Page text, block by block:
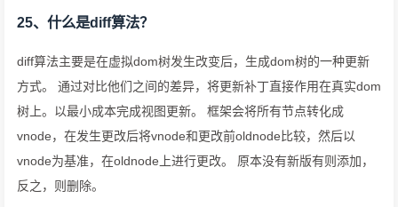
25、什么是diff算法？
diff算法主要是在虚拟dom树发生改变后，生成dom树的一种更新
方式。 通过对比他们之间的差异，将更新补丁直接作用在真实dom
树上。以最小成本完成视图更新。 框架会将所有节点转化成
vnode，在发生更改后将vnode和更改前oldnode比较，然后以
vnode为基准，在oldnode上进行更改。 原本没有新版有则添加，
反之，则删除。